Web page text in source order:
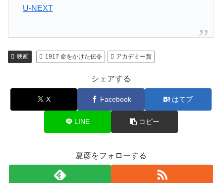
U-NEXT
映画 1917 命をかけた伝令 アカデミー賞
シェアする
X Facebook はてブ
LINE コピー
夏彦をフォローする